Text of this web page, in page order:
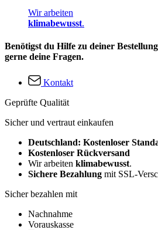
Wir arbeiten
klimabewusst.
Benötigst du Hilfe zu deiner
gerne deine Fragen.
Kontakt
Geprüfte Qualität
Sicher und vertraut einkaufen
Deutschland: Kostenloser
Kostenloser Rückversand
Wir arbeiten klimabewusst.
Sichere Bezahlung mit SSL-
Sicher bezahlen mit
Nachnahme
Vorauskasse